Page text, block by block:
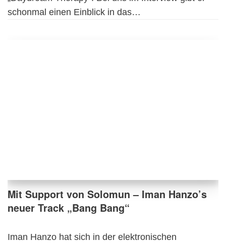
schonmal einen Einblick in das…
Mit Support von Solomun – Iman Hanzo’s
neuer Track „Bang Bang“
Iman Hanzo hat sich in der elektronischen